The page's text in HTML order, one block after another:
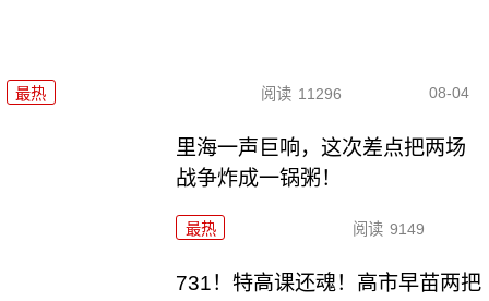
最热 阅读 11296 08-04
里海一声巨响，这次差点把两场
战争炸成一锅粥！
最热 阅读 9149
731！特高课还魂！高市早苗两把